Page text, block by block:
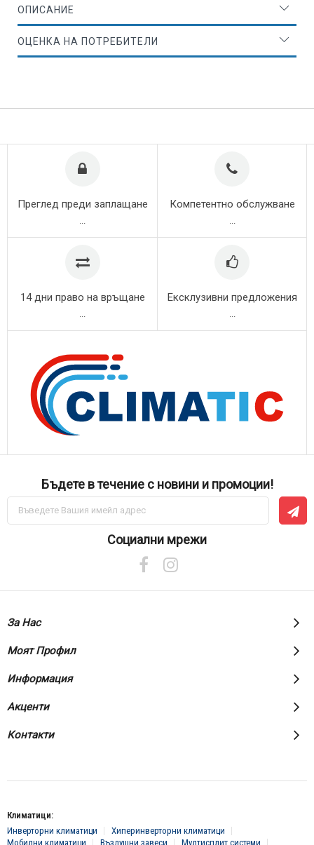
ОПИСАНИЕ
ОЦЕНКА НА ПОТРЕБИТЕЛИ
Преглед преди заплащане Компетентно обслужване
14 дни право на връщане Ексклузивни предложения
Бъдете в течение с новини и промоции!
Абонирай
за
Социални мрежи
За Нас
Моят Профил
Информация
Акценти
Контакти
Климатици:
Инверторни климатици
Хиперинверторни климатици
Мобилни климатици
Въздушни завеси Мултисплит системи